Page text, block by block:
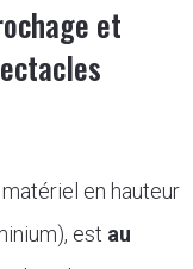
et
en hauteur
est au